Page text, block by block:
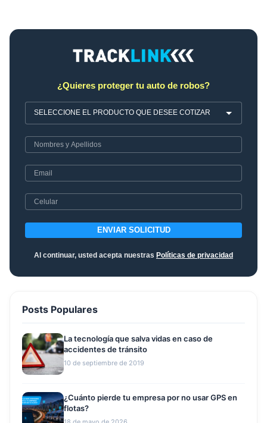
¿Quieres proteger tu auto de robos?
ENVIAR SOLICITUD
Al continuar, usted acepta nuestras Políticas de privacidad
Posts Populares
La tecnología que salva vidas en caso de
accidentes de tránsito
10 de septiembre de 2019
¿Cuánto pierde tu empresa por no usar GPS en
flotas?